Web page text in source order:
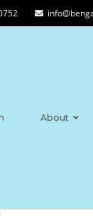
About